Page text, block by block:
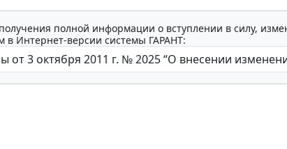
полной информации о вступлении в силу,
в Интернет-версии системы ГАРАНТ: